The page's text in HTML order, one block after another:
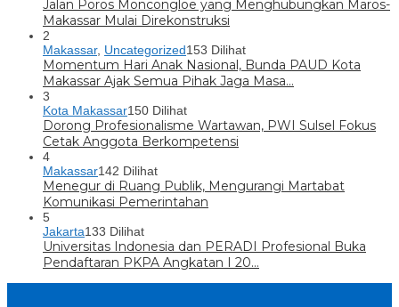
Jalan Poros Moncongloe yang Menghubungkan Maros-
Makassar Mulai Direkonstruksi
2
Makassar, Uncategorized153 Dilihat
Momentum Hari Anak Nasional, Bunda PAUD Kota
Makassar Ajak Semua Pihak Jaga Masa…
3
Kota Makassar150 Dilihat
Dorong Profesionalisme Wartawan, PWI Sulsel Fokus
Cetak Anggota Berkompetensi
4
Makassar142 Dilihat
Menegur di Ruang Publik, Mengurangi Martabat
Komunikasi Pemerintahan
5
Jakarta133 Dilihat
Universitas Indonesia dan PERADI Profesional Buka
Pendaftaran PKPA Angkatan I 20…